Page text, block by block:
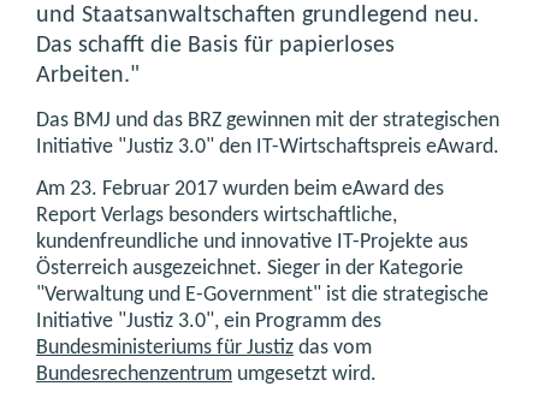
und Staatsanwaltschaften grundlegend neu.
Das schafft die Basis für papierloses
Arbeiten."
Das BMJ und das BRZ gewinnen mit der strategischen
Initiative "Justiz 3.0" den IT-Wirtschaftspreis eAward.
Am 23. Februar 2017 wurden beim eAward des
Report Verlags besonders wirtschaftliche,
kundenfreundliche und innovative IT-Projekte aus
Österreich ausgezeichnet. Sieger in der Kategorie
"Verwaltung und E-Government" ist die strategische
Initiative "Justiz 3.0", ein Programm des
Bundesministeriums für Justiz das vom
Bundesrechenzentrum umgesetzt wird.